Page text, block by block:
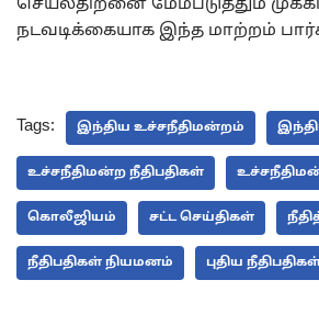
செயல்திறனை மேம்படுத்தும்
நடவடிக்கையாக இந்த மாற்றம்
Tags: இந்திய உச்சநீதிமன்றம்
உச்சநீதிமன்ற நீதிபதிகள்
கொலீஜியம் சட்ட செய்திகள்
நீதிபதிகள் நியமனம் புதிய